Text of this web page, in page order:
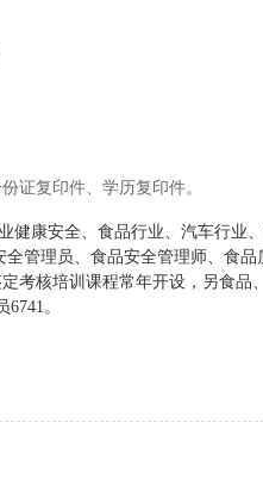
证复印件、学历复印件。
健康安全、食品行业、汽车行业
全管理员、食品安全管理师、食
考核培训课程常年开设， 另食品
。